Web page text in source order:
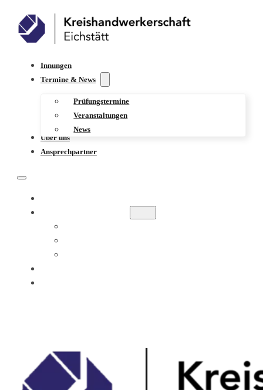
Innungen
Termine & News
Prüfungstermine
Veranstaltungen
News
Über uns
Ansprechpartner